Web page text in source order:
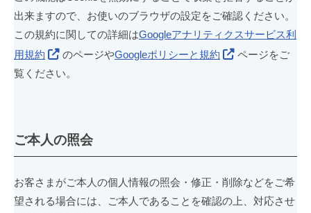
出来ますので、お使いのブラウザの設定をご確認ください。
この規約に関しての詳細はGoogleアナリティクスサービス利
用規約
のページやGoogleポリシーと規約
ページをご
覧ください。
ご本人の照会
お客さまがご本人の個人情報の照会・修正・削除などをご希
望される場合には、ご本人であることを確認の上、対応させ